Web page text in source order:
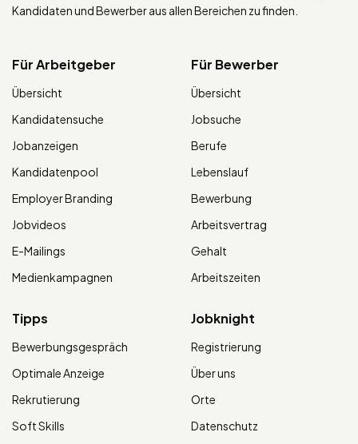
Kandidaten und Bewerber aus allen Bereichen zu finden.
Für Arbeitgeber
Übersicht
Kandidatensuche
Jobanzeigen
Kandidatenpool
Employer Branding
Jobvideos
E-Mailings
Medienkampagnen
Für Bewerber
Übersicht
Jobsuche
Berufe
Lebenslauf
Bewerbung
Arbeitsvertrag
Gehalt
Arbeitszeiten
Tipps
Bewerbungsgespräch
Optimale Anzeige
Rekrutierung
Soft Skills
Jobknight
Registrierung
Über uns
Orte
Datenschutz